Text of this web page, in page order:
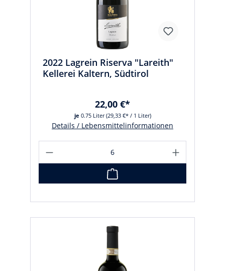
2022 Lagrein Riserva "Lareith"
Kellerei Kaltern, Südtirol
je 0.75 Liter(29,33 €* / 1 Liter)
22,00 €*
Details / Lebensmittelinformationen